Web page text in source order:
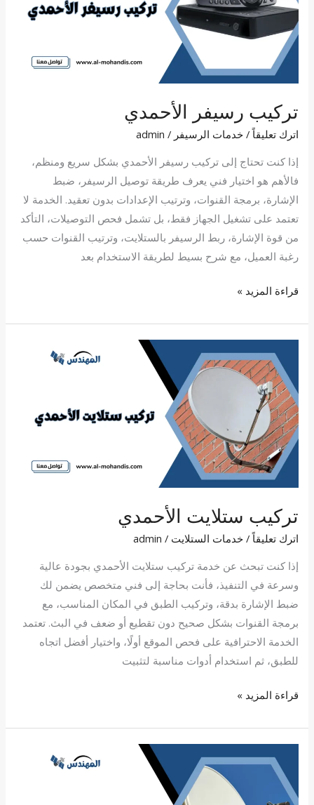
تركيب رسيفر الأحمدي
اترك تعليقاً /خدمات الرسيفر /
admin
إذا كنت تحتاج إلى تركيب رسيفر الأحمدي بشكل سريع ومنظم،
فالأهم هو اختيار فني يعرف طريقة توصيل الرسيفر، ضبط
الإشارة، برمجة القنوات، وترتيب الإعدادات بدون تعقيد. الخدمة لا
تعتمد على تشغيل الجهاز فقط، بل تشمل فحص التوصيلات، التأكد
من قوة الإشارة، ربط الرسيفر بالستلايت، وترتيب القنوات حسب
رغبة العميل، مع شرح بسيط لطريقة الاستخدام بعد
قراءة المزيد »
تركيب ستلايت الأحمدي
اترك تعليقاً /خدمات الستلايت /
admin
إذا كنت تبحث عن خدمة تركيب ستلايت الأحمدي بجودة عالية
وسرعة في التنفيذ، فأنت بحاجة إلى فني متخصص يضمن لك
ضبط الإشارة بدقة، وتركيب الطبق في المكان المناسب، مع
برمجة القنوات بشكل صحيح دون تقطيع أو ضعف في البث. تعتمد
الخدمة الاحترافية على فحص الموقع أولًا، واختيار أفضل اتجاه
للطبق، ثم استخدام أدوات مناسبة لتثبيت
ستلايت
الأحمدي
قراءة المزيد »
ستلايت
الوفرة